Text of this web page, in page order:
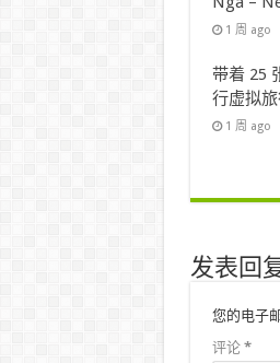
1 周 ago
带着 25
行虚拟
1 周 ago
发表回
您的电子
评论 *